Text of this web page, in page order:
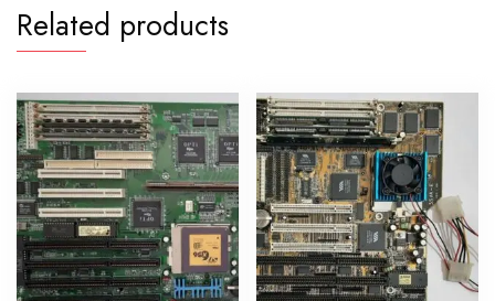
Related products